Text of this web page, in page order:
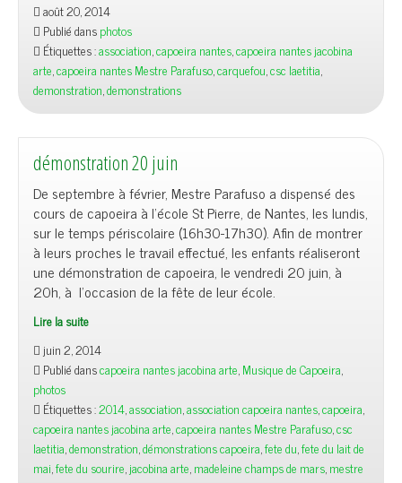
août 20, 2014
Publié dansphotos
Étiquettes :association,capoeira nantes,capoeira nantes jacobina
arte,capoeira nantes Mestre Parafuso,carquefou,csc laetitia,
demonstration,demonstrations
démonstration 20 juin
De septembre à février, Mestre Parafuso a dispensé des
cours de capoeira à l’école St Pierre, de Nantes, les lundis,
sur le temps périscolaire (16h30-17h30). Afin de montrer
à leurs proches le travail effectué, les enfants réaliseront
une démonstration de capoeira, le vendredi 20 juin, à
20h, à l’occasion de la fête de leur école.
Lire la suite
juin 2, 2014
Publié danscapoeira nantes jacobina arte,Musique de Capoeira,
photos
Étiquettes :2014,association,association capoeira nantes,capoeira,
capoeira nantes jacobina arte,capoeira nantes Mestre Parafuso,csc
laetitia,demonstration,démonstrations capoeira,fete du,fete du lait de
mai,fete du sourire,jacobina arte,madeleine champs de mars,mestre